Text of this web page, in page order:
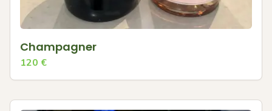
Champagner
120 €